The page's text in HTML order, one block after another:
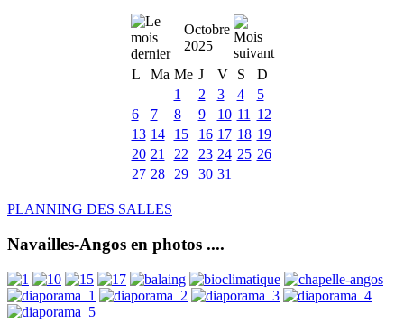
Octobre
2025
L
Ma Me J V S
D
1
2 3 4
5
6
7 8 9 10 11
12
13 14 15 16 17 18 19
20 21 22 23 24 25 26
27 28 29 30 31
PLANNING DES SALLES
Navailles-Angos en photos ....